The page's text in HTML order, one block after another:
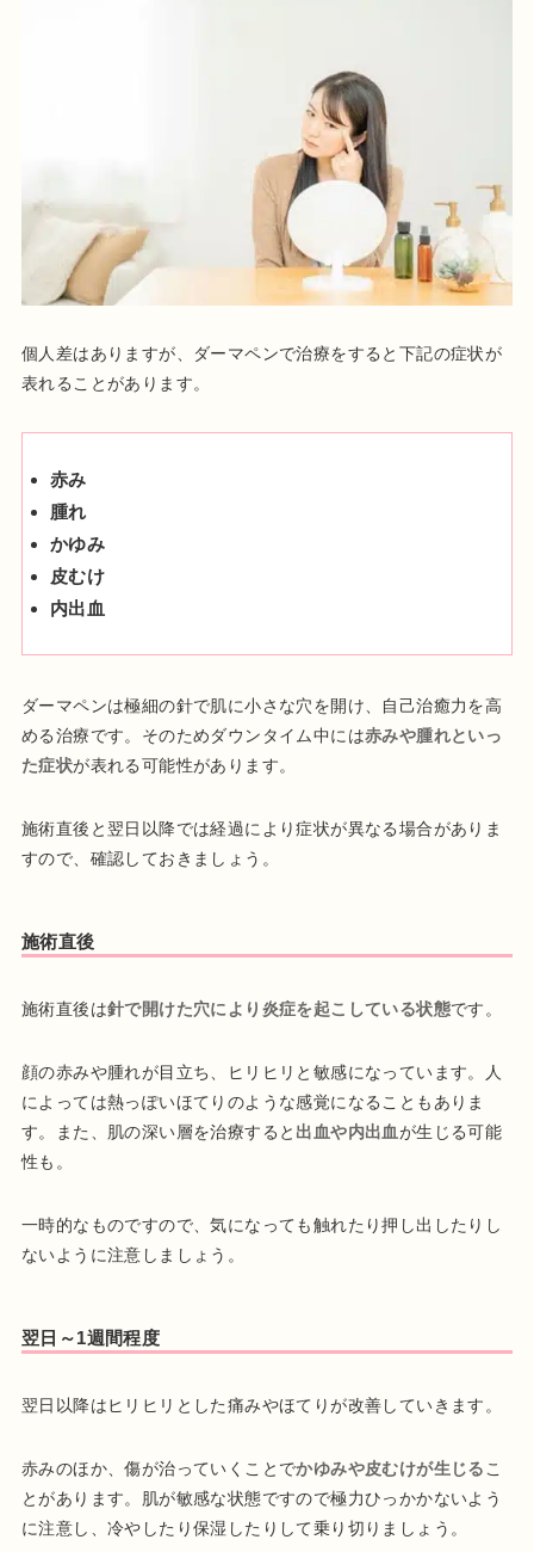
個人差はありますが、ダーマペンで治療をすると下記の症状が
表れることがあります。
赤み
腫れ
かゆみ
皮むけ
内出血
ダーマペンは極細の針で肌に小さな穴を開け、自己治癒力を高
める治療です。そのためダウンタイム中には赤みや腫れといっ
た症状が表れる可能性があります。
施術直後と翌日以降では経過により症状が異なる場合がありま
すので、確認しておきましょう。
施術直後
施術直後は針で開けた穴により炎症を起こしている状態です。
顔の赤みや腫れが目立ち、ヒリヒリと敏感になっています。人
によっては熱っぽいほてりのような感覚になることもありま
す。また、肌の深い層を治療すると 出血や内出血が生じる可能
性も。
一時的なものですので、気になっても触れたり押し出したりし
ないように注意しましょう。
翌日～1週間程度
翌日以降はヒリヒリとした痛みやほてりが改善していきます。
赤みのほか、傷が治っていくことでかゆみや皮むけが生じるこ
とがあります。肌が敏感な状態ですので極力ひっかかないよう
に注意し、冷やしたり保湿したりして乗り切りましょう。